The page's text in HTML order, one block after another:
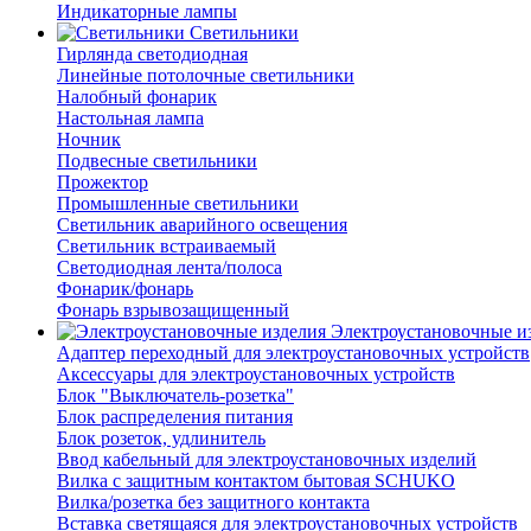
Индикаторные лампы
Светильники
Гирлянда светодиодная
Линейные потолочные светильники
Налобный фонарик
Настольная лампа
Ночник
Подвесные светильники
Прожектор
Промышленные светильники
Светильник аварийного освещения
Светильник встраиваемый
Светодиодная лента/полоса
Фонарик/фонарь
Фонарь взрывозащищенный
Электроустановочные
Адаптер переходный для электроустановочных устройств
Аксессуары для электроустановочных устройств
Блок "Выключатель-розетка"
Блок распределения питания
Блок розеток, удлинитель
Ввод кабельный для электроустановочных изделий
Вилка с защитным контактом бытовая SCHUKO
Вилка/розетка без защитного контакта
Вставка светящаяся для электроустановочных устройств